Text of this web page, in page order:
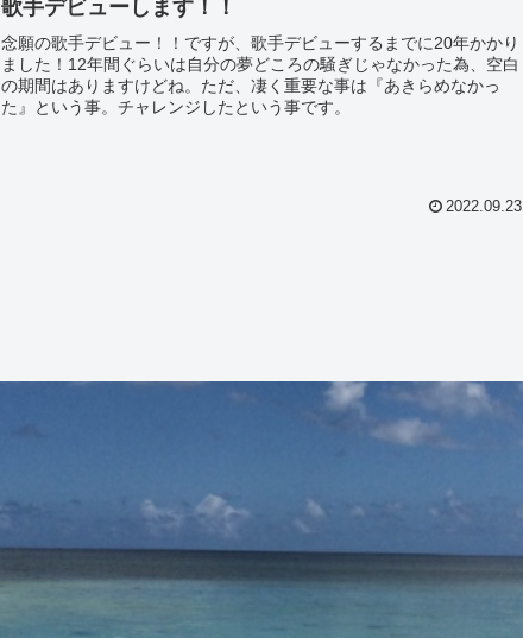
歌手デビューします！！
念願の歌手デビュー！！ですが、歌手デビューするまでに20年かかり
ました！12年間ぐらいは自分の夢どころの騒ぎじゃなかった為、空白
の期間はありますけどね。ただ、凄く重要な事は『あきらめなかっ
た』という事。チャレンジしたという事です。
2022.09.23